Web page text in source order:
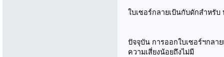
ใบเซอร์กลายเป้นกับดักสำหรับ
ปัจจุบัน การออกใบเซอร์ฯกลา
ความเสี่ยงน้อยถึงไม่มี